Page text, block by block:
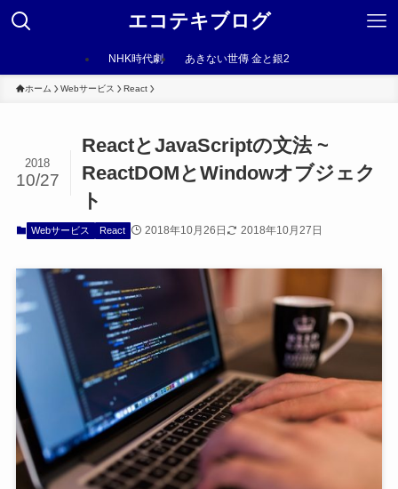
エコテキブログ
NHK時代劇 あきない世傳 金と銀2
ホーム Webサービス React
ReactとJavaScriptの文法 ~
ReactDOMとWindowオブジェク
ト
2018
10/27
Webサービス React 2018年10月26日 2018年10月27日